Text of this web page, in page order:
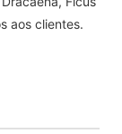
aos clientes.